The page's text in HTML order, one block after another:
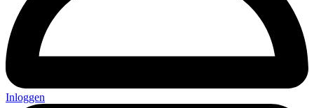
Inloggen